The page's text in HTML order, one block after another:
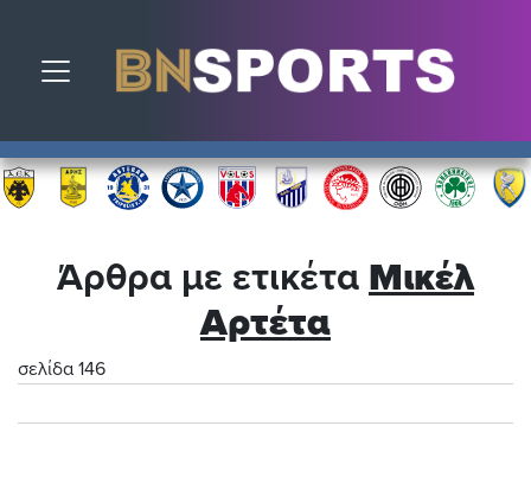
Toggle navigation
Άρθρα με ετικέτα Μικέλ
Αρτέτα
σελίδα 146